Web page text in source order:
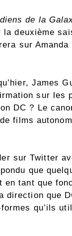
de la
la deuxième
sur Amanda
James
sur les
DC ? Le
films
sur Twitter
que
en tant que
direction que
qu’ils